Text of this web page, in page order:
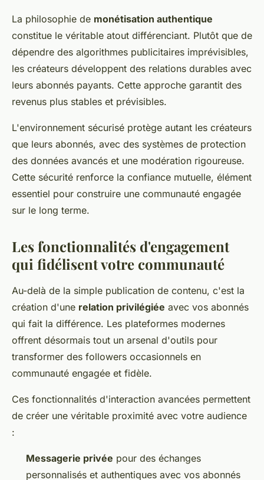
La philosophie de monétisation authentique
constitue le véritable atout différenciant. Plutôt que de
dépendre des algorithmes publicitaires imprévisibles,
les créateurs développent des relations durables avec
leurs abonnés payants. Cette approche garantit des
revenus plus stables et prévisibles.
L'environnement sécurisé protège autant les créateurs
que leurs abonnés, avec des systèmes de protection
des données avancés et une modération rigoureuse.
Cette sécurité renforce la confiance mutuelle, élément
essentiel pour construire une communauté engagée
sur le long terme.
Les fonctionnalités d'engagement
qui fidélisent votre communauté
Au-delà de la simple publication de contenu, c'est la
création d'une relation privilégiée avec vos abonnés
qui fait la différence. Les plateformes modernes
offrent désormais tout un arsenal d'outils pour
transformer des followers occasionnels en
communauté engagée et fidèle.
Ces fonctionnalités d'interaction avancées permettent
de créer une véritable proximité avec votre audience
:
Messagerie privée pour des échanges
personnalisés et authentiques avec vos abonnés